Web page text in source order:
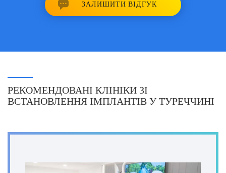
ЗАЛИШИТИ ВІДГУК
РЕКОМЕНДОВАНІ КЛІНІКИ ЗІ
ВСТАНОВЛЕННЯ ІМПЛАНТІВ У ТУРЕЧЧИНІ